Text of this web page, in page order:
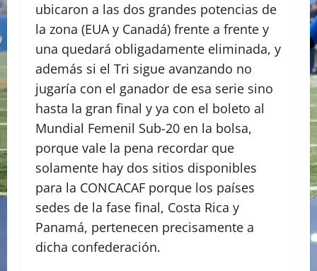
ubicaron a las dos grandes potencias de
la zona (EUA y Canadá) frente a frente y
una quedará obligadamente eliminada, y
además si el Tri sigue avanzando no
jugaría con el ganador de esa serie sino
hasta la gran final y ya con el boleto al
Mundial Femenil Sub-20 en la bolsa,
porque vale la pena recordar que
solamente hay dos sitios disponibles
para la CONCACAF porque los países
sedes de la fase final, Costa Rica y
Panamá, pertenecen precisamente a
dicha confederación.